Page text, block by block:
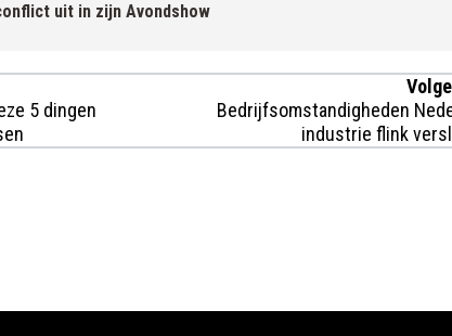
uit in zijn Avondshow
5 dingen
Bedrijfsomstandigheden
industrie flink